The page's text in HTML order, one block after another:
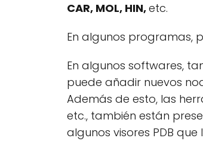
CAR, MOL, HIN,etc.
En algunos programas,
En algunos softwares,
puede añadir nuevos
Además de esto, las
etc., también están
algunos visores PDB